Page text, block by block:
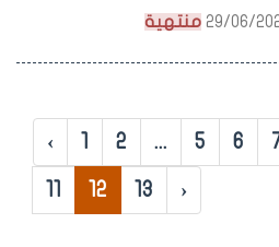
منتهية
‹ 2 ... 5 6
12 13 ›